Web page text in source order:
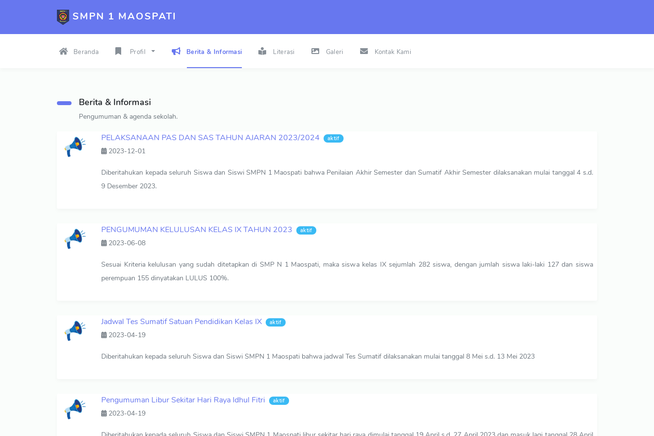
SMPN 1 MAOSPATI
Beranda Profil Berita & Informasi Literasi Galeri Kontak Kami
Berita & Informasi
Pengumuman & agenda sekolah.
PELAKSANAAN PAS DAN SAS TAHUN AJARAN 2023/2024 aktif
2023-12-01
Diberitahukan kepada seluruh Siswa dan Siswi SMPN 1 Maospati bahwa Penilaian Akhir Semester dan Sumatif Akhir Semester dilaksanakan mulai tanggal 4 s.d.
9 Desember 2023.
PENGUMUMAN KELULUSAN KELAS IX TAHUN 2023 aktif
2023-06-08
Sesuai Kriteria kelulusan yang sudah ditetapkan di SMP N 1 Maospati, maka siswa kelas IX sejumlah 282 siswa, dengan jumlah siswa laki-laki 127 dan siswa
perempuan 155 dinyatakan LULUS 100%.
Jadwal Tes Sumatif Satuan Pendidikan Kelas IX aktif
2023-04-19
Diberitahukan kepada seluruh Siswa dan Siswi SMPN 1 Maospati bahwa jadwal Tes Sumatif dilaksanakan mulai tanggal 8 Mei s.d. 13 Mei 2023
Pengumuman Libur Sekitar Hari Raya Idhul Fitri aktif
2023-04-19